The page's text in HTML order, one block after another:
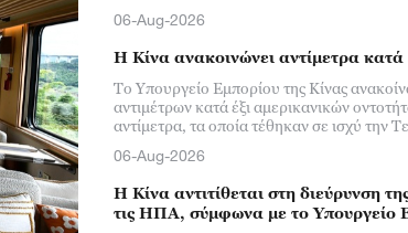
06-Aug-2026
Η Κίνα ανακοινώνει αντίμετρα κατά
Το Υπουργείο Εμπορίου της Κίνας
αντιμέτρων κατά έξι αμερικανικών
αντίμετρα, τα οποία τέθηκαν σε ισχύ την
06-Aug-2026
Η Κίνα αντιτίθεται στη διεύρυνση
τις ΗΠΑ, σύμφωνα με το Υπουργείο